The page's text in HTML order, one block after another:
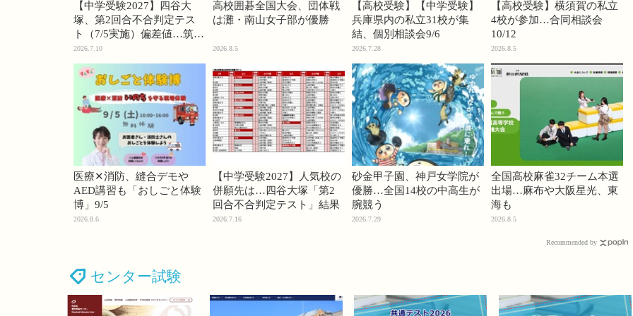
【中学受験2027】四谷大
塚、第2回合不合判定テス
ト（7/5実施）偏差値…筑駒
74・桜蔭70＜PR＞
2026.7.10
高校囲碁全国大会、団体戦
は灘・南山女子部が優勝
2026.8.5
【高校受験】【中学受験】
兵庫県内の私立31校が集
結、個別相談会9/6
2026.7.28
【高校受験】横須賀の私立
4校が参加…合同相談会
10/12
2026.8.5
医療✕消防、縫合デモや
AED講習も「おしごと体験
博」9/5
2026.8.6
【中学受験2027】人気校の
併願先は…四谷大塚「第2
回合不合判定テスト」結果
2026.7.16
砂金甲子園、神戸女学院が
優勝…全国14校の中高生が
腕競う
2026.7.29
全国高校麻雀32チーム本選
出場…麻布や大阪星光、東
海も
2026.8.5
Recommended by
センター試験